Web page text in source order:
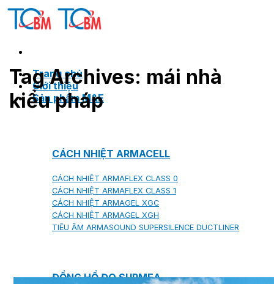
Skip
Trang chủ
Giới thiệu
Sản phẩm M&E
CÁCH NHIỆT ARMACELL
CÁCH NHIỆT ARMAFLEX CLASS 0
CÁCH NHIỆT ARMAFLEX CLASS 1
CÁCH NHIỆT ARMAGEL XGC
CÁCH NHIỆT ARMAGEL XGH
TIÊU ÂM ARMASOUND SUPERSILENCE DUCTLINER
ĐỒNG HỒ ĐO SUPMEA
Tag Archives: mái nhà
kiểu pháp